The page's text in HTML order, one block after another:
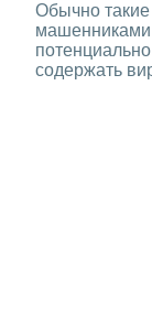
Обычно
машенниками
содержать